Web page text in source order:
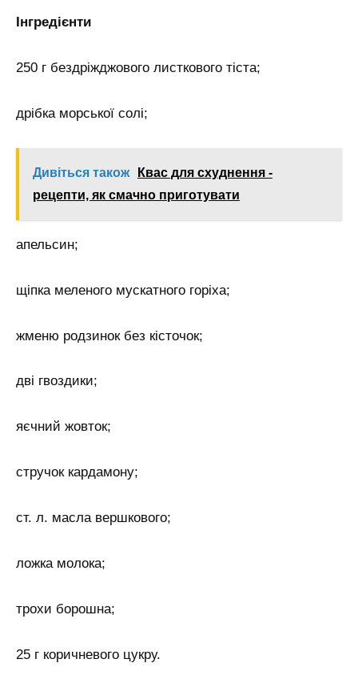
Інгредієнти
250 г бездріжджового листкового тіста;
дрібка морської солі;
Дивіться також
Квас для схуднення -
рецепти, як смачно приготувати
апельсин;
щіпка меленого мускатного горіха;
жменю родзинок без кісточок;
дві гвоздики;
яєчний жовток;
стручок кардамону;
ст. л. масла вершкового;
ложка молока;
трохи борошна;
25 г коричневого цукру.